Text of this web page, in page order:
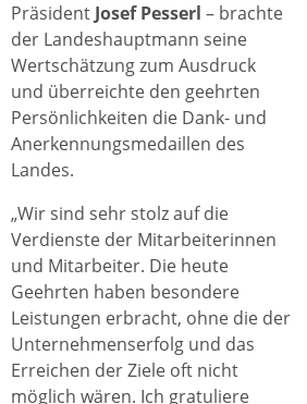
Präsident Josef Pesserl – brachte
der Landeshauptmann seine
Wertschätzung zum Ausdruck
und überreichte den geehrten
Persönlichkeiten die Dank- und
Anerkennungsmedaillen des
Landes.
„Wir sind sehr stolz auf die
Verdienste der Mitarbeiterinnen
und Mitarbeiter. Die heute
Geehrten haben besondere
Leistungen erbracht, ohne die der
Unternehmenserfolg und das
Erreichen der Ziele oft nicht
möglich wären. Ich gratuliere